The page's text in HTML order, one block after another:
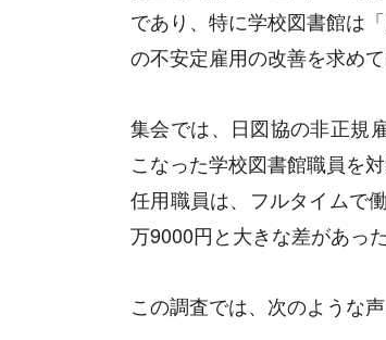
であり、特に学校図書館は
の不安定雇用の改善を求めて
集会では、日図協の非正規
こなった学校図書館職員を
任用職員は、フルタイムで
万9000円と大きな差があった
この調査では、次のような声